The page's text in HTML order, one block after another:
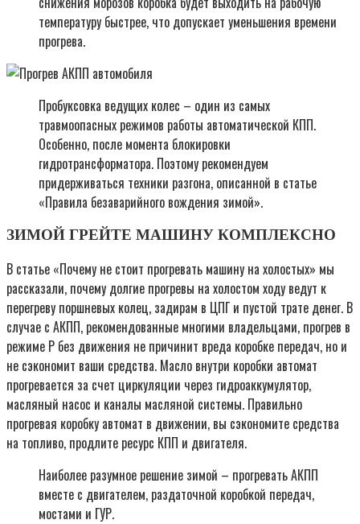
температуру быстрее, что допускает уменьшения времени
прогрева.
Пробуксовка ведущих колес – один из самых
травмоопасных режимов работы автоматической КПП.
Особенно, после момента блокировки
гидротрансформатора. Поэтому рекомендуем
придерживаться техники разгона, описанной в статье
«Правила безаварийного вождения зимой».
ЗИМОЙ ГРЕЙТЕ МАШИНУ КОМПЛЕКСНО
В статье «Почему не стоит прогревать машину на холостых» мы
рассказали, почему долгие прогревы на холостом ходу ведут к
перегреву поршневых колец, задирам в ЦПГ и пустой трате денег. В
случае с АКПП, рекомендованные многими владельцами, прогрев в
режиме P без движения не причинит вреда коробке передач, но и
не сэкономит ваши средства. Масло внутри коробки автомат
прогревается за счет циркуляции через гидроаккумулятор,
масляный насос и каналы масляной системы. Правильно
прогревая коробку автомат в движении, вы сэкономите средства
на топливо, продлите ресурс КПП и двигателя.
Наиболее разумное решение зимой – прогревать АКПП
вместе с двигателем, раздаточной коробкой передач,
мостами и ГУР.